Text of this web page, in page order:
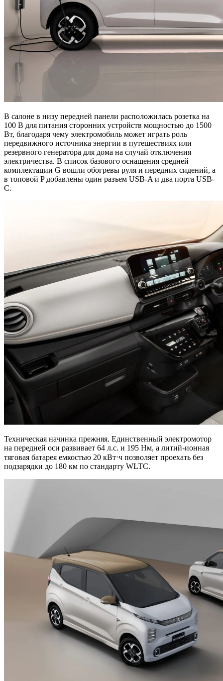
В салоне в низу передней панели расположилась розетка на
100 В для питания сторонних устройств мощностью до 1500
Вт, благодаря чему электромобиль может играть роль
передвижного источника энергии в путешествиях или
резервного генератора для дома на случай отключения
электричества. В список базового оснащения средней
комплектации G вошли обогревы руля и передних сидений, а
в топовой P добавлены один разъем USB-A и два порта USB-
C.
Техническая начинка прежняя. Единственный электромотор
на передней оси развивает 64 л.с. и 195 Нм, а литий-ионная
тяговая батарея емкостью 20 кВт⋅ч позволяет проехать без
подзарядки до 180 км по стандарту WLTC.